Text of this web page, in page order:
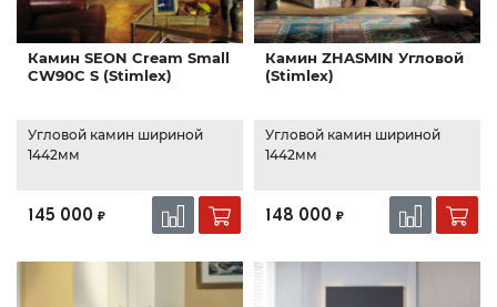
Камин SEON Cream Small
CW90C S (Stimlex)
Угловой камин шириной
1442мм
145 000 ₽
Камин ZHASMIN Угловой
(Stimlex)
Угловой камин шириной
1442мм
148 000 ₽